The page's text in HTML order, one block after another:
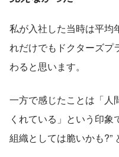
私が入社した当時は平均
れだけでもドクターズプ
わると思います。
一方で感じたことは「人
くれている」という印象
組織としては脆いかも?”